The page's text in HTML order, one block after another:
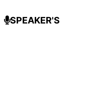
SPEAKER'S